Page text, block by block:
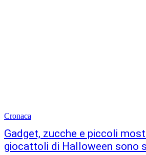
Cronaca
Gadget, zucche e piccoli
giocattoli di Halloween sono